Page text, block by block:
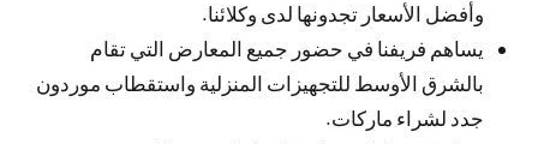
وأفضل الأسعار تجدونها لدى وكلائنا.
يساهم فريفنا في حضور جميع المعارض التي تقام
بالشرق الأوسط للتجهيزات المنزلية واستقطاب موردون
جدد لشراء ماركات.